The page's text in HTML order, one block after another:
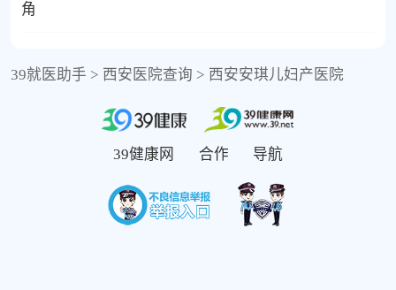
角
39就医助手 > 西安医院查询 > 西安安琪儿妇产医院
39健康网 合作 导航